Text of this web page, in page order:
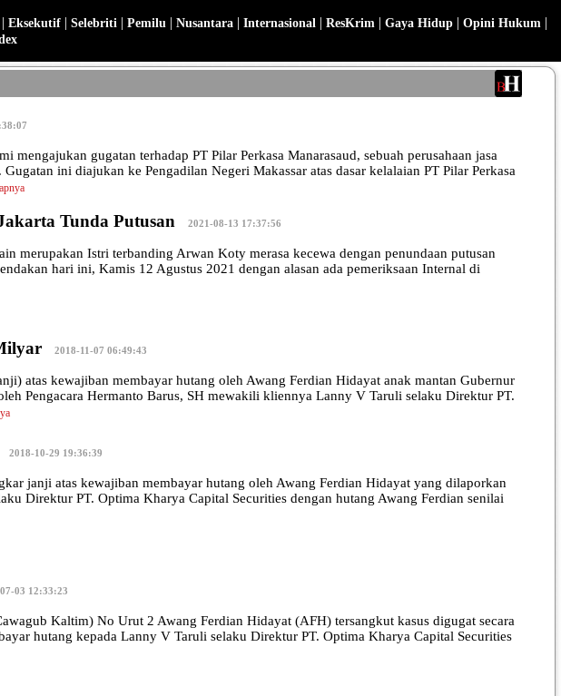
| Eksekutif | Selebriti | Pemilu | Nusantara | Internasional | ResKrim | Gaya Hidup | Opini Hukum |
gugatan terhadap PT Pilar Perkasa Manarasaud, sebuah perusahaan jasa
ini diajukan ke Pengadilan Negeri Makassar atas dasar kelalaian PT Pilar Perkasa
Tunda Putusan 2021-08-13 17:37:56
Istri terbanding Arwan Koty merasa kecewa dengan penundaan putusan
hari ini, Kamis 12 Agustus 2021 dengan alasan ada pemeriksaan Internal di
| 2018-11-07 06:49:43
atas kewajiban membayar hutang oleh Awang Ferdian Hidayat anak mantan Gubernur
Pengacara Hermanto Barus, SH mewakili kliennya Lanny V Taruli selaku Direktur PT.
2018-10-29 19:36:39
janji atas kewajiban membayar hutang oleh Awang Ferdian Hidayat yang dilaporkan
Direktur PT. Optima Kharya Capital Securities dengan hutang Awang Ferdian senilai
03 12:33:23
Kaltim) No Urut 2 Awang Ferdian Hidayat (AFH) tersangkut kasus digugat secara
hutang kepada Lanny V Taruli selaku Direktur PT. Optima Kharya Capital Securities